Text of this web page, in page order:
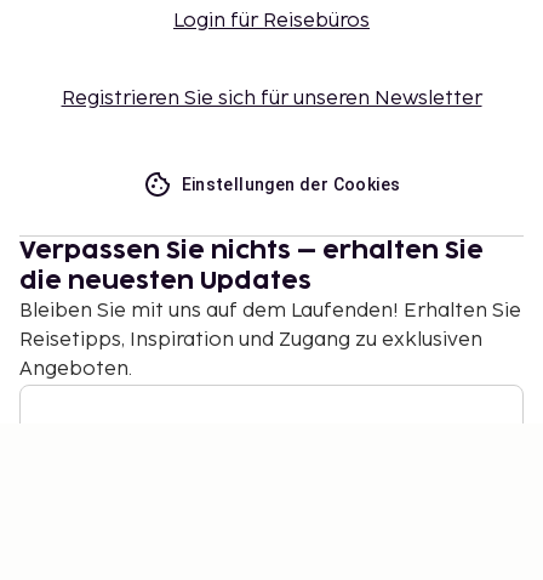
Login für Reisebüros
Registrieren Sie sich für unseren Newsletter
Einstellungen der Cookies
Verpassen Sie nichts – erhalten Sie
die neuesten Updates
Bleiben Sie mit uns auf dem Laufenden! Erhalten Sie
Reisetipps, Inspiration und Zugang zu exklusiven
Angeboten.